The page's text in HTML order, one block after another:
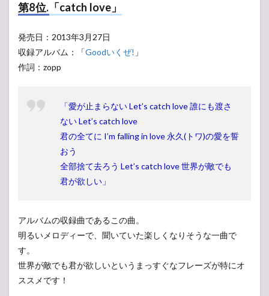
第8位.「catch love」
発売日：2013年3月27日
収録アルバム：「Goodいくぜ! 」
作詞：zopp
「愛が止まらない Let’s catch love 誰にも渡さ
ない Let’s catch love
君の全てに I’m falling in love 永久(トワ)の愛を誓
おう
全部捨て去ろう Let’s catch love 世界が敵でも
君が欲しい」
アルバムの収録曲であるこの曲。
明るいメロディーで、聞いていた楽しくなりそうな一曲で
す。
世界が敵でも君が欲しいというまっすぐなフレーズが特にオ
ススメです！